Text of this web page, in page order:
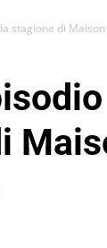
stagione di Maison